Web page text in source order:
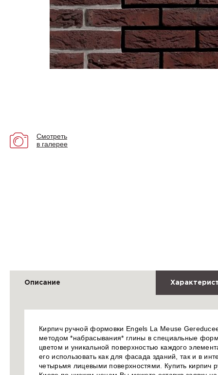
Смотреть
в галерее
Описание
Кирпич ручной формовки Engels La Meuse
методом *набрасывания* глины в специальные
цветом и уникальной поверхностью каждого
его использовать как для фасада зданий, так и в
четырьмя лицевыми поверхностями. Купить